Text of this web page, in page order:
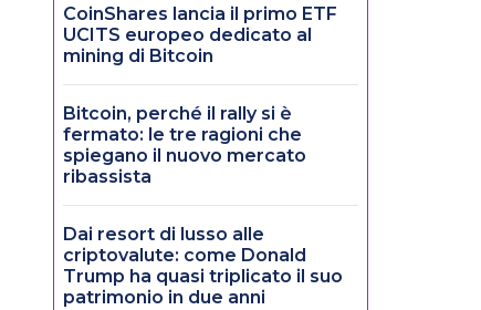
CoinShares lancia il primo ETF
UCITS europeo dedicato al
mining di Bitcoin
Bitcoin, perché il rally si è
fermato: le tre ragioni che
spiegano il nuovo mercato
ribassista
Dai resort di lusso alle
criptovalute: come Donald
Trump ha quasi triplicato il suo
patrimonio in due anni